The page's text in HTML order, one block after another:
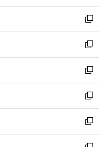
開
く
ウ
で
開
く
ン
ド
ウ
で
開
く
ウ
ィ
ン
ド
ウ
で
開
く
新
し
い
ウ
ィ
ン
ド
ウ
で
開
新
し
い
ウ
ィ
ン
ド
ウ
新
し
い
ウ
ィ
ン
新
し
い
ウ
新
し